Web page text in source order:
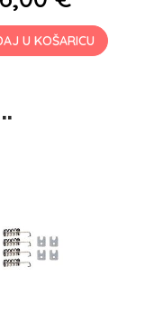
U KOŠARICU